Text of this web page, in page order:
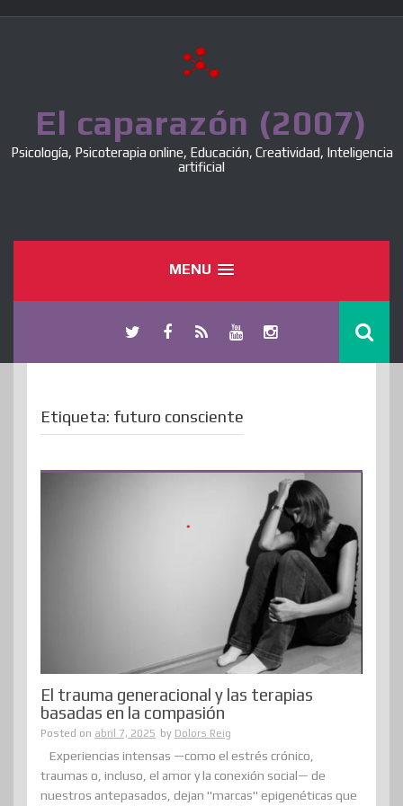
El caparazón (2007)
Psicología, Psicoterapia online, Educación, Creatividad, Inteligencia
artificial
MENU
Etiqueta: futuro consciente
El trauma generacional y las terapias
basadas en la compasión
Posted on abril 7, 2025 by Dolors Reig
Experiencias intensas —como el estrés crónico,
traumas o, incluso, el amor y la conexión social— de
nuestros antepasados, dejan "marcas" epigenéticas que